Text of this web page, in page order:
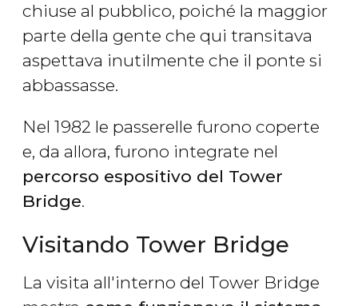
chiuse al pubblico, poiché la maggior
parte della gente che qui transitava
aspettava inutilmente che il ponte si
abbassasse.
Nel 1982 le passerelle furono coperte
e, da allora, furono integrate nel
percorso espositivo del Tower
Bridge.
Visitando Tower Bridge
La visita all'interno del Tower Bridge